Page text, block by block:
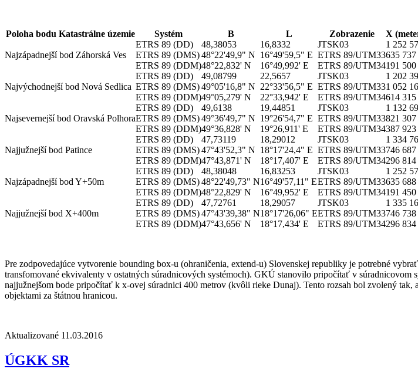
Poloha bodu Katastrálne územie Systém B L Zobrazenie X
Najzápadnejší bod Záhorská Ves
ETRS 89 (DD) 48,38053 16,8332 JTSK03 1 252
ETRS 89 (DMS)48°22'49,9" N 16°49'59,5" E ETRS 89/UTM33635 737
ETRS 89 (DDM)48°22,832' N 16°49,992' E ETRS 89/UTM34191 500
Najvýchodnejší bod Nová Sedlica
ETRS 89 (DD) 49,08799 22,5657 JTSK03 1 202
ETRS 89 (DMS)49°05'16,8" N 22°33'56,5" E ETRS 89/UTM331 052
ETRS 89 (DDM)49°05,279' N 22°33,942' E ETRS 89/UTM34614 315
Najsevernejší bod Oravská Polhora
ETRS 89 (DD) 49,6138 19,44851 JTSK03 1 132
ETRS 89 (DMS)49°36'49,7" N 19°26'54,7" E ETRS 89/UTM33821 307
ETRS 89 (DDM)49°36,828' N 19°26,911' E ETRS 89/UTM34387 923
Najjužnejší bod Patince
ETRS 89 (DD) 47,73119 18,29012 JTSK03 1 334
ETRS 89 (DMS)47°43'52,3" N 18°17'24,4" E ETRS 89/UTM33746 687
ETRS 89 (DDM)47°43,871' N 18°17,407' E ETRS 89/UTM34296 814
Najzápadnejší bod Y+50m
ETRS 89 (DD) 48,38048 16,83253 JTSK03 1 252
ETRS 89 (DMS)48°22'49,73" N16°49'57,11" EETRS 89/UTM33635 688
ETRS 89 (DDM)48°22,829' N 16°49,952' E ETRS 89/UTM34191 450
Najjužnejší bod X+400m
ETRS 89 (DD) 47,72761 18,29057 JTSK03 1 335
ETRS 89 (DMS)47°43'39,38" N18°17'26,06" EETRS 89/UTM33746 738
ETRS 89 (DDM)47°43,656' N 18°17,434' E ETRS 89/UTM34296 834
Pre zodpovedajúce vytvorenie bounding box-u (ohraničenia, extend-u) Slovenskej republiky je potrebné
transfomované ekvivalenty v ostatných súradnicových systémoch). GKÚ stanovilo pripočítať v
najjužnejšom bode pripočítať k x-ovej súradnici 400 metrov (kvôli rieke Dunaj). Tento rozsah bol zvolený
objektami za štátnou hranicou.
Aktualizované 11.03.2016
ÚGKK SR